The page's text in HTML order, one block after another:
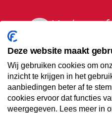
Maak een
Offerte
Vraag offerte
Deze website maakt
Wij gebruiken cookies om
inzicht te krijgen in het
aanbiedingen beter af te
cookies ervoor dat functies
weergegeven. Lees meer in